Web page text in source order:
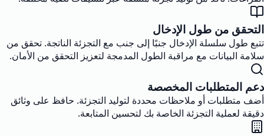
التحقق من طول الإدخال
تتبع طول سلسلة الإدخال جنبًا إلى جنب مع التجزئة الناتجة. تحقق من
سلامة البيانات مع مراقبة الطول المدمجة لتعزيز التحقق من الأمان.
دعم المتطلبات المخصصة
أضف متطلبات أو ملاحظات محددة لتوليد التجزئة. حافظ على وثائق
دقيقة لعملية التجزئة الخاصة بك لتحسين المتابعة.